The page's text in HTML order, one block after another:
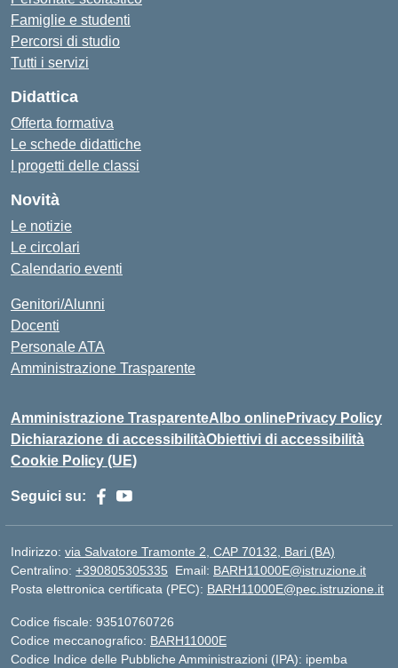
Famiglie e studenti
Percorsi di studio
Tutti i servizi
Didattica
Offerta formativa
Le schede didattiche
I progetti delle classi
Novità
Le notizie
Le circolari
Calendario eventi
Genitori/Alunni
Docenti
Personale ATA
Amministrazione Trasparente
Amministrazione TrasparenteAlbo onlinePrivacy Policy
Dichiarazione di accessibilitàObiettivi di accessibilità
Cookie Policy (UE)
Seguici su:
Indirizzo: via Salvatore Tramonte 2, CAP 70132, Bari (BA)
Centralino: +390805305335 Email: BARH11000E@istruzione.it
Posta elettronica certificata (PEC): BARH11000E@pec.istruzione.it
Codice fiscale: 93510760726
Codice meccanografico: BARH11000E
Codice Indice delle Pubbliche Amministrazioni (IPA): ipemba